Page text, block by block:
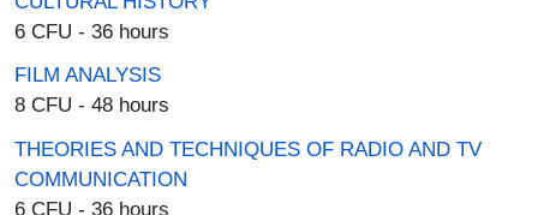
6 CFU - 36 hours
FILM ANALYSIS
8 CFU - 48 hours
THEORIES AND TECHNIQUES OF RADIO AND TV
COMMUNICATION
6 CFU - 36 hours